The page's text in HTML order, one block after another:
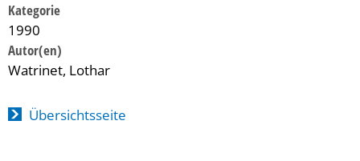
Kategorie
1990
Watrinet, Lothar
Übersichtsseite